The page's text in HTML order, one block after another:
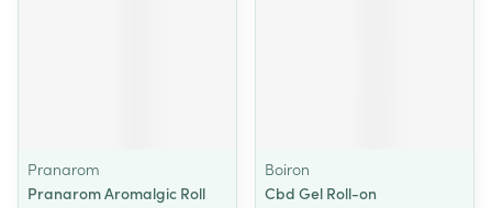
Pranarom
Pranarom Aromalgic Roll
Boiron
Cbd Gel Roll-on